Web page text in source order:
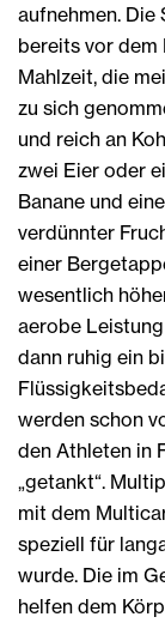
aufnehmen.
bereits vor dem
Mahlzeit, die
zu sich
und reich an
zwei Eier oder
Banane und
verdünnter
einer
wesentlich
aerobe
dann ruhig ein
werden schon
den Athleten in
„getankt“.
mit dem
speziell für
wurde. Die im
helfen dem